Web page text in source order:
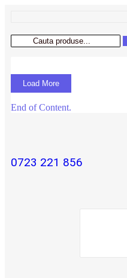
Load More
End of Content.
0723 221 856